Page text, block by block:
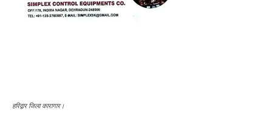
हरिद्वार जिला कारागार।